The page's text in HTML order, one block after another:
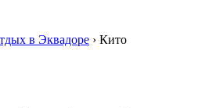
в Эквадоре › Кито